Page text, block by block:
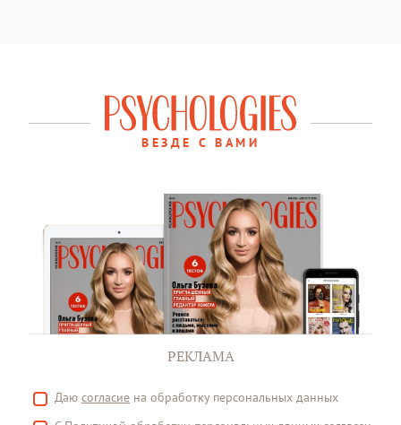
ВЕЗДЕ С ВАМИ
РЕКЛАМА
Даю согласие на обработку персональных данных